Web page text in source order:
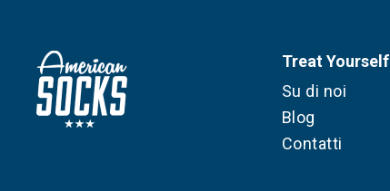
Treat Yourself
Su di noi
Blog
Contatti